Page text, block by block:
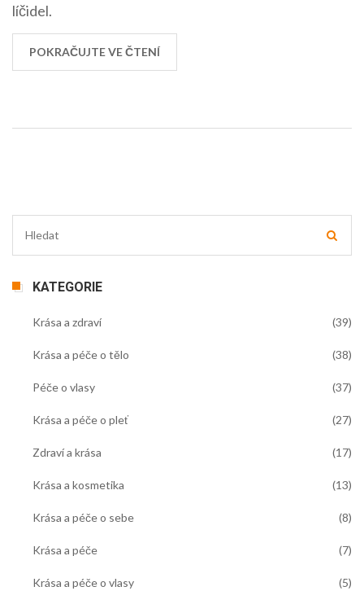
líčidel.
POKRAČUJTE VE ČTENÍ
KATEGORIE
Krása a zdraví (39)
Krása a péče o tělo (38)
Péče o vlasy (37)
Krása a péče o pleť (27)
Zdraví a krása (17)
Krása a kosmetika (13)
Krása a péče o sebe (8)
Krása a péče (7)
Krása a péče o vlasy (5)